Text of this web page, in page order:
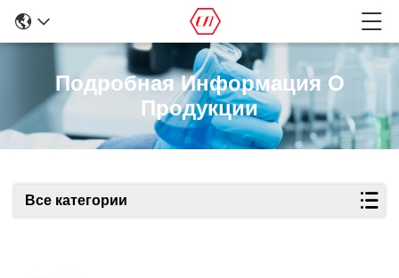
Подробная Информация О
Продукции
Все категории